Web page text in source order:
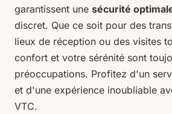
garantissent une sécurité
discret. Que ce soit pour des
lieux de réception ou des visites
confort et votre sérénité sont
préoccupations. Profitez d'un
et d'une expérience inoubliable
VTC.